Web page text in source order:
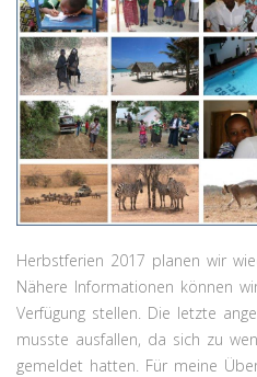
Herbstferien 2017 planen wir
Nähere Informationen können
Verfügung stellen. Die letzte
musste ausfallen, da sich zu
gemeldet hatten. Für meine